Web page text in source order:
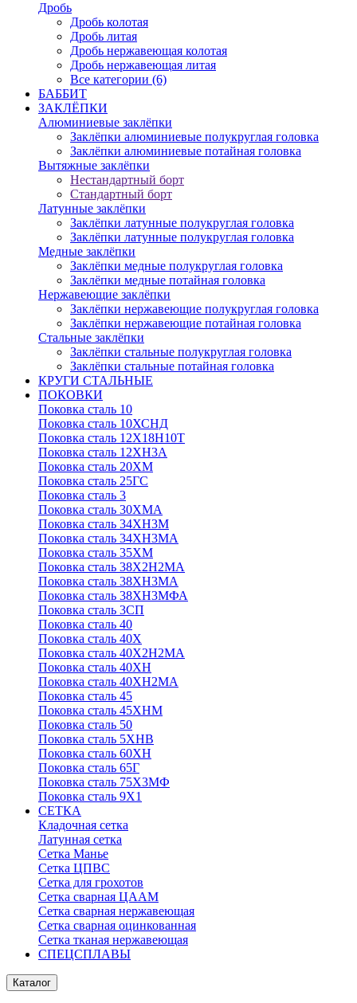
Дробь
Дробь колотая
Дробь литая
Дробь нержавеющая колотая
Дробь нержавеющая литая
Все категории (6)
БАББИТ
ЗАКЛЁПКИ
Алюминиевые заклёпки
Заклёпки алюминиевые полукруглая головка
Заклёпки алюминиевые потайная головка
Вытяжные заклёпки
Нестандартный борт
Стандартный борт
Латунные заклёпки
Заклёпки латунные полукруглая головка
Заклёпки латунные полукруглая головка
Медные заклёпки
Заклёпки медные полукруглая головка
Заклёпки медные потайная головка
Нержавеющие заклёпки
Заклёпки нержавеющие полукруглая головка
Заклёпки нержавеющие потайная головка
Стальные заклёпки
Заклёпки стальные полукруглая головка
Заклёпки стальные потайная головка
КРУГИ СТАЛЬНЫЕ
ПОКОВКИ
Поковка сталь 10
Поковка сталь 10ХСНД
Поковка сталь 12Х18Н10Т
Поковка сталь 12ХН3А
Поковка сталь 20ХМ
Поковка сталь 25ГС
Поковка сталь 3
Поковка сталь 30ХМА
Поковка сталь 34ХН3М
Поковка сталь 34ХН3МА
Поковка сталь 35ХМ
Поковка сталь 38Х2Н2МА
Поковка сталь 38ХН3МА
Поковка сталь 38ХН3МФА
Поковка сталь 3СП
Поковка сталь 40
Поковка сталь 40Х
Поковка сталь 40Х2Н2МА
Поковка сталь 40ХН
Поковка сталь 40ХН2МА
Поковка сталь 45
Поковка сталь 45ХНМ
Поковка сталь 50
Поковка сталь 5ХНВ
Поковка сталь 60ХН
Поковка сталь 65Г
Поковка сталь 75Х3МФ
Поковка сталь 9Х1
СЕТКА
Кладочная сетка
Латунная сетка
Сетка Манье
Сетка ЦПВС
Сетка для грохотов
Сетка сварная ЦААМ
Сетка сварная нержавеющая
Сетка сварная оцинкованная
Сетка тканая нержавеющая
СПЕЦСПЛАВЫ
Каталог